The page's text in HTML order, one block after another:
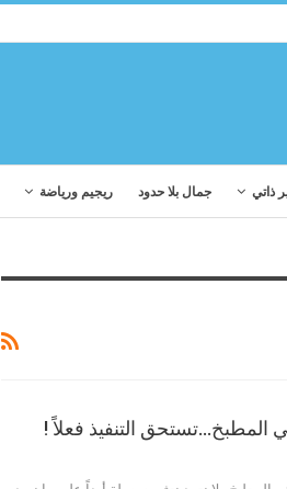
ذاتي جمال بلا حدود ريجيم ورياضة
المطبخ…تستحق التنفيذ فعلاً !